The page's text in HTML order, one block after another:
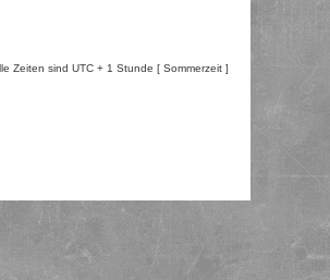
Zeiten sind UTC + 1 Stunde [ Sommerzeit ]